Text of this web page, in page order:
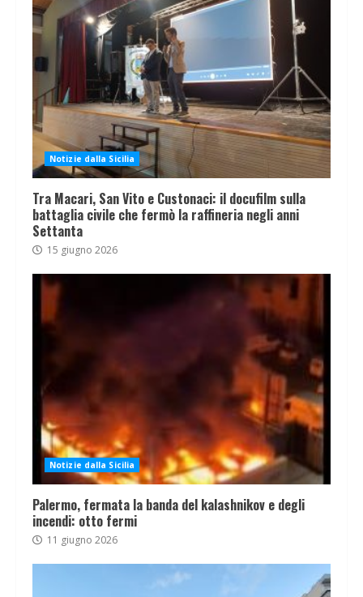
Notizie dalla Sicilia
Tra Macari, San Vito e Custonaci: il docufilm sulla
battaglia civile che fermò la raffineria negli anni
Settanta
15 giugno 2026
Notizie dalla Sicilia
Palermo, fermata la banda del kalashnikov e degli
incendi: otto fermi
11 giugno 2026